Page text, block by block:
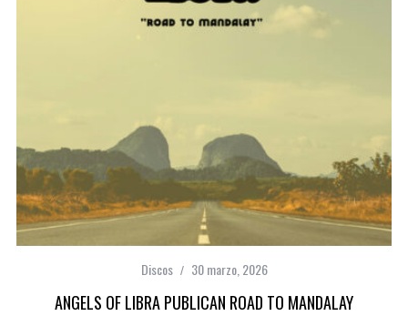
Discos 30 marzo, 2026
ANGELS OF LIBRA PUBLICAN ROAD TO MANDALAY